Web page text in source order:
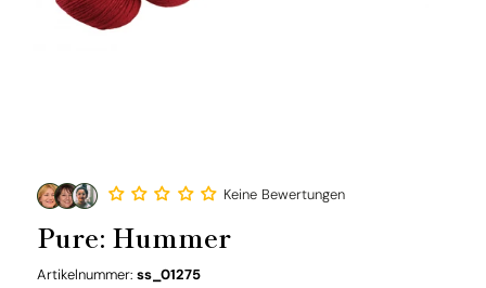
Keine Bewertungen
Pure: Hummer
Artikelnummer: SKU:
ss_01275